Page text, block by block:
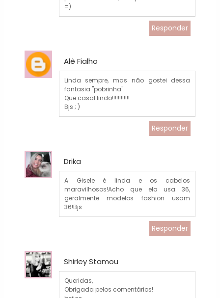
=)
Responder
Alê Fialho
Linda sempre, mas não gostei dessa
fantasia "pobrinha".
Que casal lindo!!!!!!!!!!!!
Bjs ; )
Responder
Drika
A Gisele é linda e os cabelos
maravilhosos!Acho que ela usa 36,
geralmente modelos fashion usam
36!Bjs
Responder
Shirley Stamou
Queridas,
Obrigada pelos comentários!